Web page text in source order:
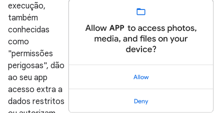
execução,
também
conhecidas
como
"permissões
perigosas", dão
ao seu app
acesso extra a
dados restritos